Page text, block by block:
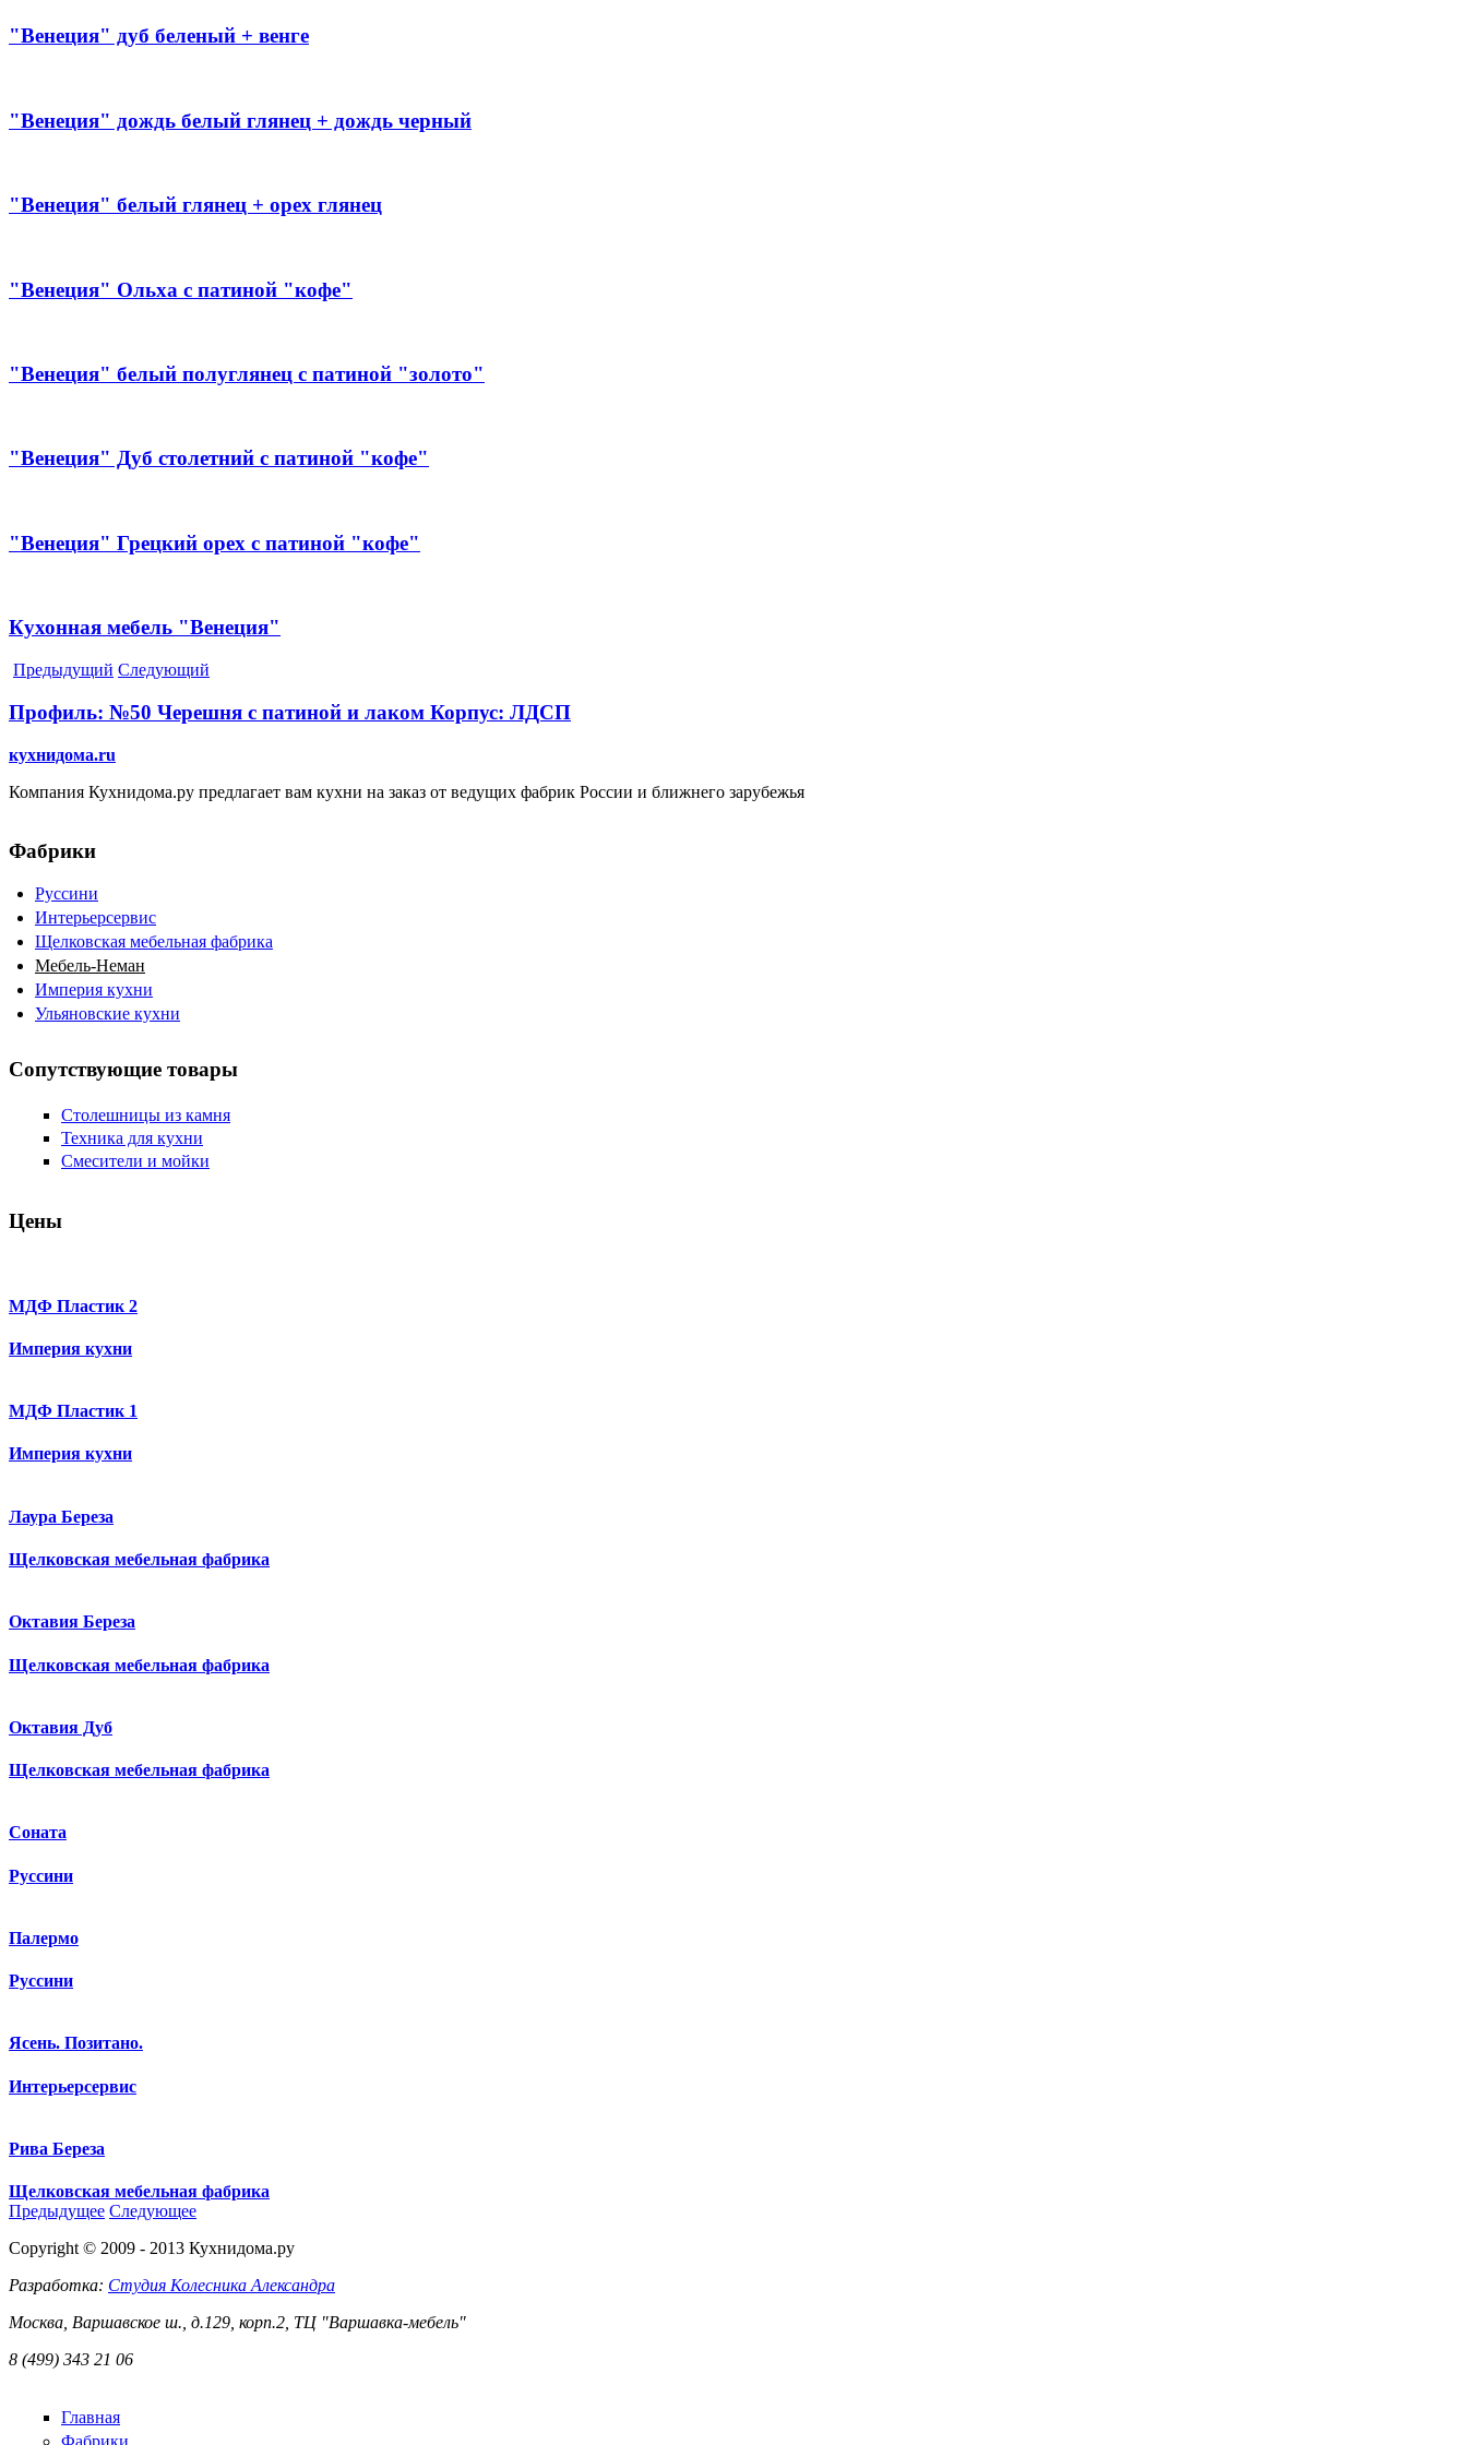
"Венеция" дуб беленый + венге
"Венеция" дождь белый глянец + дождь черный
"Венеция" белый глянец + орех глянец
"Венеция" Ольха с патиной "кофе"
"Венеция" белый полуглянец с патиной "золото"
"Венеция" Дуб столетний с патиной "кофе"
"Венеция" Грецкий орех с патиной "кофе"
Кухонная мебель "Венеция"
Предыдущий Следующий
Профиль: №50 Черешня с патиной и лаком Корпус: ЛДСП
кухнидома.ru
Компания Кухнидома.ру предлагает вам кухни на заказ от ведущих фабрик России и ближнего зарубежья
Фабрики
Руссини
Интерьерсервис
Щелковская мебельная фабрика
Мебель-Неман
Империя кухни
Ульяновские кухни
Сопутствующие товары
Столешницы из камня
Техника для кухни
Смесители и мойки
Цены
МДФ Пластик 2
Империя кухни
МДФ Пластик 1
Империя кухни
Лаура Береза
Щелковская мебельная фабрика
Октавия Береза
Щелковская мебельная фабрика
Октавия Дуб
Щелковская мебельная фабрика
Соната
Руссини
Палермо
Руссини
Ясень. Позитано.
Интерьерсервис
Рива Береза
Щелковская мебельная фабрика
Предыдущее Следующее
Copyright © 2009 - 2013 Кухнидома.ру
Разработка: Студия Колесника Александра
Москва, Варшавское ш., д.129, корп.2, ТЦ "Варшавка-мебель"
8 (499) 343 21 06
Главная
Фабрики